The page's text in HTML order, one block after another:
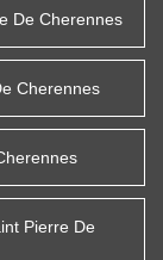
De Cherennes
Cherennes
Pierre De